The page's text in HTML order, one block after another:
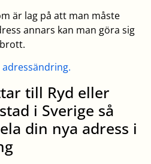
är lag på att man måste
annars kan man göra sig
till Ryd eller
i Sverige så
din nya adress i